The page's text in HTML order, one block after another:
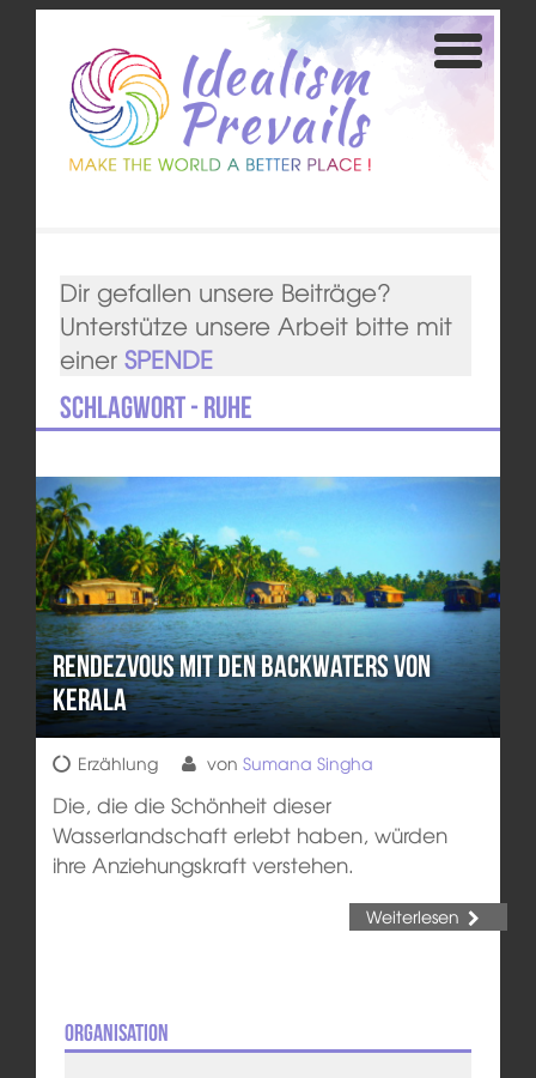
Dir gefallen unsere Beiträge?
Unterstütze unsere Arbeit bitte mit
einer SPENDE
Schlagwort - Ruhe
Rendezvous mit den Backwaters von
Kerala
Erzählung von Sumana Singha
Die, die die Schönheit dieser
Wasserlandschaft erlebt haben, würden
ihre Anziehungskraft verstehen.
Weiterlesen
Organisation